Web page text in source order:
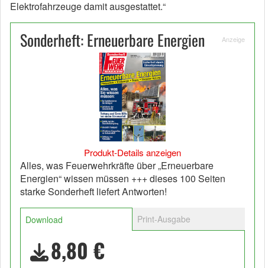
Elektrofahrzeuge damit ausgestattet.“
Sonderheft: Erneuerbare Energien Anzeige
Produkt-Details anzeigen
Alles, was Feuerwehrkräfte über „Erneuerbare
Energien“ wissen müssen +++ dieses 100 Seiten
starke Sonderheft liefert Antworten!
Download Print-Ausgabe
8,80 €